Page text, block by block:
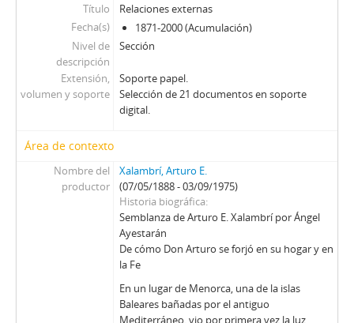
Título
Relaciones externas
Fecha(s)
1871-2000 (Acumulación)
Nivel de
descripción
Sección
Extensión,
volumen y soporte
Soporte papel.
Selección de 21 documentos en soporte
digital.
Área de contexto
Nombre del
productor
Xalambrí, Arturo E.
(07/05/1888 - 03/09/1975)
Historia biográfica
Semblanza de Arturo E. Xalambrí por Ángel
Ayestarán
De cómo Don Arturo se forjó en su hogar y en
la Fe
En un lugar de Menorca, una de la islas
Baleares bañadas por el antiguo
Mediterráneo, vio por primera vez la luz